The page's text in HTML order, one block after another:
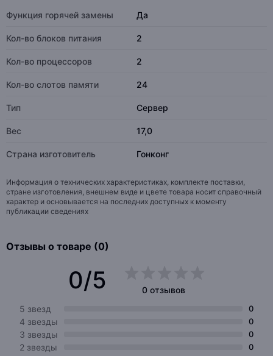
Функция горячей замены Да
Кол-во блоков питания 2
Кол-во процессоров 2
Кол-во слотов памяти 24
Тип Сервер
Вес 17,0
Страна изготовитель Гонконг
Информация о технических характеристиках, комплекте поставки,
стране изготовления, внешнем виде и цвете товара носит справочный
характер и основывается на последних доступных к моменту
публикации сведениях
Отзывы о товаре (0)
0/5
0 отзывов
5 звезд
0
4 звезды 0
3 звезды 0
2 звезды 0